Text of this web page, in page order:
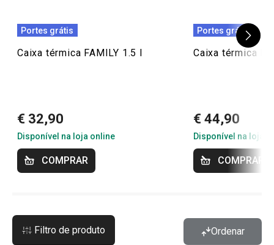
Portes grátis
Caixa térmica FAMILY 1.5 l
€ 32,90
Disponível na loja online
COMPRAR
Portes grátis
Caixa térmica
€ 44,90
Disponível na loja
COMPRAR
Filtro de produto Ordenar